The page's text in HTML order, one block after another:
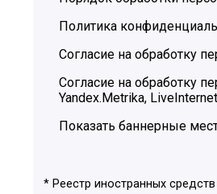
Политика
Согласие на обработку
Согласие на обработку
Yandex.Metrika,
Показать баннерные
* Реестр иностранных